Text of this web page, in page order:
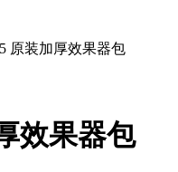
原装加厚效果器包
效果器包